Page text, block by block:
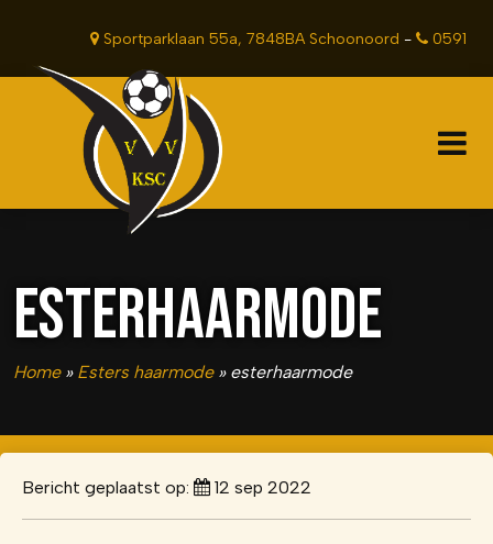
Sportparklaan 55a, 7848BA Schoonoord - 0591
ESTERHAARMODE
Home» Esters haarmode» esterhaarmode
Bericht geplaatst op: 12 sep 2022